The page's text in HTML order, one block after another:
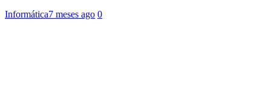
Informática7 meses ago 0